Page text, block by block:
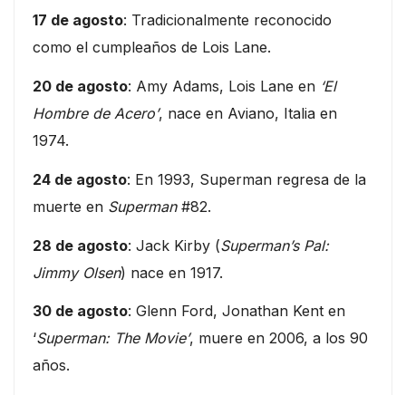
17 de agosto: Tradicionalmente reconocido
como el cumpleaños de Lois Lane.
20 de agosto: Amy Adams, Lois Lane en ‘El
Hombre de Acero’, nace en Aviano, Italia en
1974.
24 de agosto: En 1993, Superman regresa de la
muerte en Superman#82.
28 de agosto: Jack Kirby (Superman’s Pal:
Jimmy Olsen) nace en 1917.
30 de agosto: Glenn Ford, Jonathan Kent en
‘Superman: The Movie’, muere en 2006, a los 90
años.